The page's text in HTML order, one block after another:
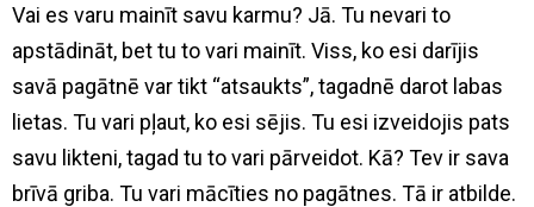
Vai es varu mainīt savu karmu? Jā. Tu nevari to
apstādināt, bet tu to vari mainīt. Viss, ko esi darījis
savā pagātnē var tikt “atsaukts”, tagadnē darot labas
lietas. Tu vari pļaut, ko esi sējis. Tu esi izveidojis pats
savu likteni, tagad tu to vari pārveidot. Kā? Tev ir sava
brīvā griba. Tu vari mācīties no pagātnes. Tā ir atbilde.